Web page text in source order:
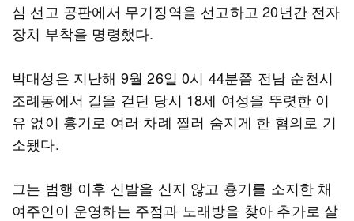
심 선고 공판에서 무기징역을 선고하고 20년간 전자
장치 부착을 명령했다.
박대성은 지난해 9월 26일 0시 44분쯤 전남 순천시
조례동에서 길을 걷던 당시 18세 여성을 뚜렷한 이
유 없이 흉기로 여러 차례 찔러 숨지게 한 혐의로 기
소됐다.
그는 범행 이후 신발을 신지 않고 흉기를 소지한 채
여주인이 운영하는 주점과 노래방을 찾아 추가로 살